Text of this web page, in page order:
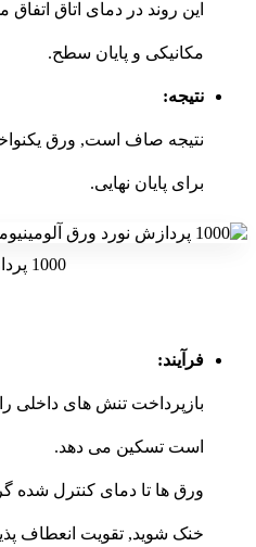
این روند در دمای اتاق
مکانیکی و پایان سطح.
نتیجه:
نتیجه صاف است, ورق
برای پایان نهایی.
1000 پردازش نورد ورق آلومینیومی سری
فرآیند:
بازپرداخت تنش های داخلی
است تسکین می دهد.
ورق ها تا دمای کنترل
خنک شوید, تقویت انعطاف